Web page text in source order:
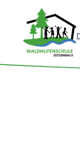
Menü